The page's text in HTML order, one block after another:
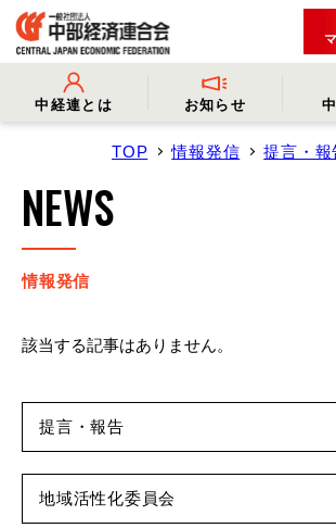
中経連とは
- 会長挨拶
- 役員名簿
- 会員一覧
お知らせ
- プレスリリ
- 会長コメント
- イベント・セミナー
TOP 情報発信 提言・報
NEWS
情報発信
該当する記事はありません。